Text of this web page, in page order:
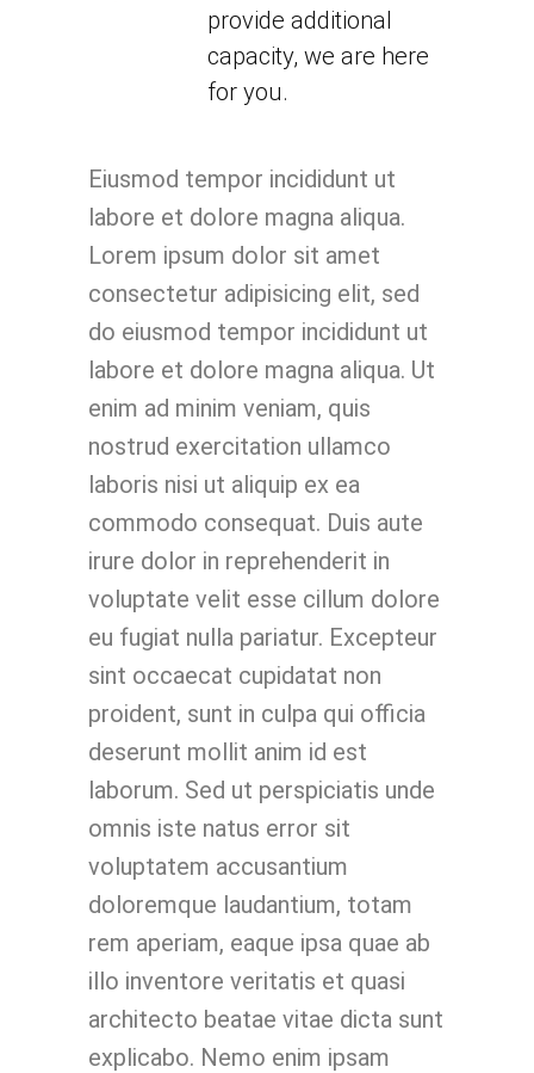
provide additional
capacity, we are here
for you.
Eiusmod tempor incididunt ut
labore et dolore magna aliqua.
Lorem ipsum dolor sit amet
consectetur adipisicing elit, sed
do eiusmod tempor incididunt ut
labore et dolore magna aliqua. Ut
enim ad minim veniam, quis
nostrud exercitation ullamco
laboris nisi ut aliquip ex ea
commodo consequat. Duis aute
irure dolor in reprehenderit in
voluptate velit esse cillum dolore
eu fugiat nulla pariatur. Excepteur
sint occaecat cupidatat non
proident, sunt in culpa qui officia
deserunt mollit anim id est
laborum. Sed ut perspiciatis unde
omnis iste natus error sit
voluptatem accusantium
doloremque laudantium, totam
rem aperiam, eaque ipsa quae ab
illo inventore veritatis et quasi
architecto beatae vitae dicta sunt
explicabo. Nemo enim ipsam